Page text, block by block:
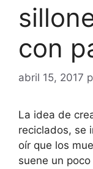
con
abril 15, 2017
La idea de
reciclados, se
oír que los
suene un